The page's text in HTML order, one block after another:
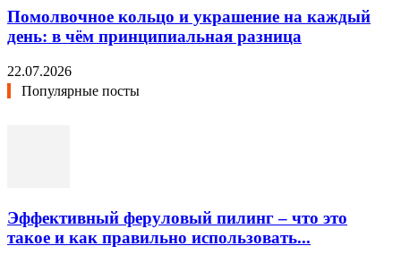
Помолвочное кольцо и украшение на каждый
день: в чём принципиальная разница
22.07.2026
Популярные посты
Эффективный феруловый пилинг – что это
такое и как правильно использовать...